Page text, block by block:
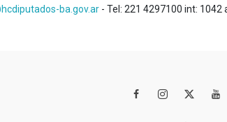
ba.gov.ar - Tel: 221 4297100 int: 1042
 